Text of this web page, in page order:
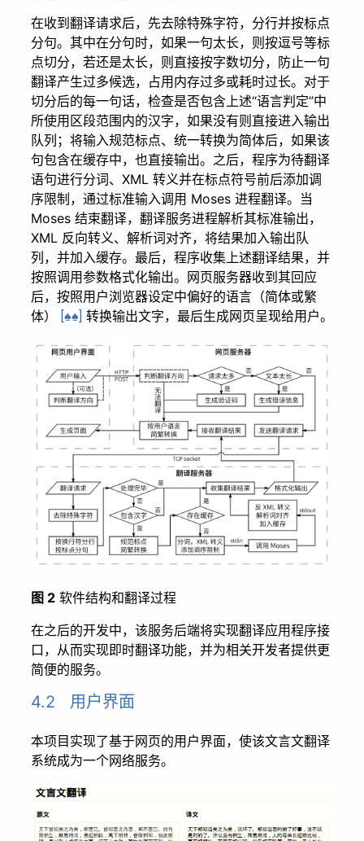
在收到翻译请求后，先去除特殊字符，分行并按标点
分句。其中在分句时，如果一句太长，则按逗号等标
点切分，若还是太长，则直接按字数切分，防止一句
翻译产生过多候选，占用内存过多或耗时过长。对于
切分后的每一句话，检查是否包含上述“语言判定”中
所使用区段范围内的汉字，如果没有则直接进入输出
队列；将输入规范标点、统一转换为简体后，如果该
句包含在缓存中，也直接输出。之后，程序为待翻译
语句进行分词、XML 转义并在标点符号前后添加调
序限制，通过标准输入调用 Moses 进程翻译。当
Moses 结束翻译，翻译服务进程解析其标准输出，
XML 反向转义、解析词对齐，将结果加入输出队
列，并加入缓存。最后，程序收集上述翻译结果，并
按照调用参数格式化输出。网页服务器收到其回应
后，按照用户浏览器设定中偏好的语言（简体或繁
体）
[♠♠] 转换输出文字，最后生成网页呈现给用户。
图 2软件结构和翻译过程
在之后的开发中，该服务后端将实现翻译应用程序接
口，从而实现即时翻译功能，并为相关开发者提供更
简便的服务。
4.2 用户界面
本项目实现了基于网页的用户界面，使该文言文翻译
系统成为一个网络服务。